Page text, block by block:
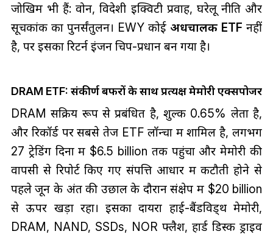
जोखिम भी हैं: वोन, विदेशी इक्विटी प्रवाह, घरेलू नीति और
सूचकांक का पुनर्संतुलन। EWY कोई अर्धचालक ETF नहीं
है, पर इसका रिटर्न इंजन चिप-प्रधान बन गया है।
DRAM ETF: संकीर्ण बफरों के साथ प्रत्यक्ष मेमोरी एक्सपोजर
DRAM सक्रिय रूप से प्रबंधित है, शुल्क 0.65% लेता है,
और रिकॉर्ड पर सबसे तेज ETF लॉन्चों में शामिल है, लगभग
27 ट्रेडिंग दिनों में $6.5 billion तक पहुंचा और मेमोरी की
वापसी से रिपोर्ट किए गए संपत्ति आधार में कटौती होने से
पहले जून के अंत की उछाल के दौरान संक्षेप में $20 billion
से ऊपर खड़ा रहा। इसका दायरा हाई-बैंडविड्थ मेमोरी,
DRAM, NAND, SSDs, NOR फ्लैश, हार्ड डिस्क ड्राइव